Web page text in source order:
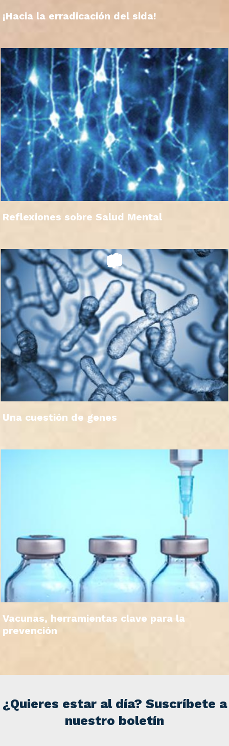
¡Hacia la erradicación del sida!
Reflexiones sobre Salud Mental
Una cuestión de genes
Vacunas, herramientas clave para la
prevención
¿Quieres estar al día? Suscríbete a
nuestro boletín